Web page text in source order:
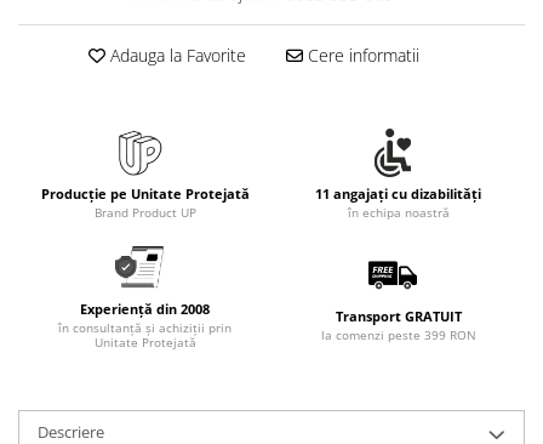
Adauga la Favorite Cere informatii
Producție pe Unitate Protejată
Brand Product UP
11 angajați cu dizabilități
în echipa noastră
Experiență din 2008
în consultanță și achiziții prin
Unitate Protejată
Transport GRATUIT
la comenzi peste 399 RON
Descriere